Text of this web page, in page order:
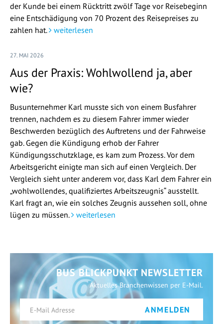
der Kunde bei einem Rücktritt zwölf Tage vor Reisebeginn
eine Entschädigung von 70 Prozent des Reisepreises zu
zahlen hat.
weiterlesen
27. MAI 2026
Aus der Praxis: Wohlwollend ja, aber
wie?
Busunternehmer Karl musste sich von einem Busfahrer
trennen, nachdem es zu diesem Fahrer immer wieder
Beschwerden bezüglich des Auftretens und der Fahrweise
gab. Gegen die Kündigung erhob der Fahrer
Kündigungsschutzklage, es kam zum Prozess. Vor dem
Arbeitsgericht einigte man sich auf einen Vergleich. Der
Vergleich sieht unter anderem vor, dass Karl dem Fahrer ein
„wohlwollendes, qualifiziertes Arbeitszeugnis“ ausstellt.
Karl fragt an, wie ein solches Zeugnis aussehen soll, ohne
lügen zu müssen.
weiterlesen
BUS BLICKPUNKT NEWSLETTER
Aktuelles Branchenwissen per E-Mail.
ANMELDEN